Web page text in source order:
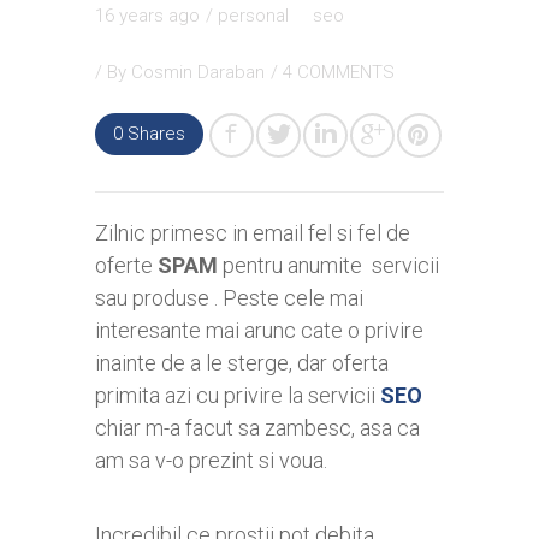
16 years ago / personal seo
/ By Cosmin Daraban / 4 COMMENTS
0 Shares
Zilnic primesc in email fel si fel de
oferte SPAM pentru anumite servicii
sau produse . Peste cele mai
interesante mai arunc cate o privire
inainte de a le sterge, dar oferta
primita azi cu privire la servicii SEO
chiar m-a facut sa zambesc, asa ca
am sa v-o prezint si voua.